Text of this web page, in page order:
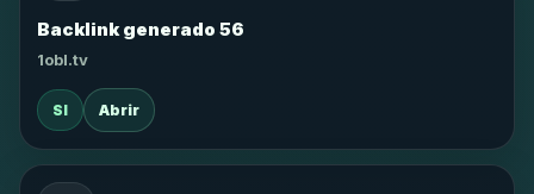
Backlink generado 56
1obl.tv
SI Abrir